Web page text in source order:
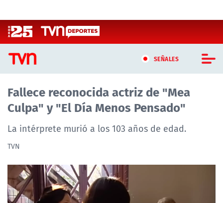
SEÑALES
CASTING MASTERCHEF CHILE
CASTING TVN VERTICAL
TVN VERTICAL
TVN PLAY
PROGRAMAS
Fallece reconocida actriz de "Mea
Culpa" y "El Día Menos Pensado"
La intérprete murió a los 103 años de edad.
TVN